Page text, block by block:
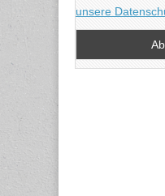
unsere